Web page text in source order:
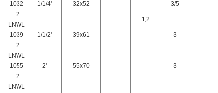
1,2
1032-
2
1/1/4' 32x52 3/5
LNWL-
1039-
2
1/1/2' 39x61 3
LNWL-
1055-
2
2' 55x70 3
LNWL-